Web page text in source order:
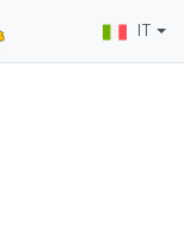
IT